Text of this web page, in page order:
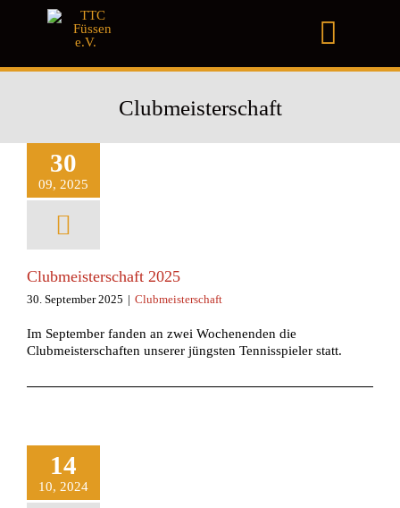
Toggle
Gastronomie
Clubmeisterschaft
30
09, 2025
Clubmeisterschaft 2025
30. September 2025 | Clubmeisterschaft
Im September fanden an zwei Wochenenden die
Clubmeisterschaften unserer jüngsten Tennisspieler statt.
14
10, 2024